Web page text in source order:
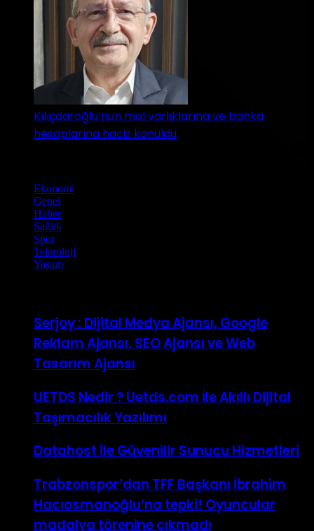
Kılıçdaroğlu’nun mal varlıklarına ve banka
hesaplarına haciz konuldu
Ekonomi
Genel
Haber(146)
Sağlık
Spor(1)
Teknoloji
Yaşam
Serjoy : Dijital Medya Ajansı, Google
Reklam Ajansı, SEO Ajansı ve Web
Tasarım Ajansı
UETDS Nedir ? Uetds.com İle Akıllı Dijital
Taşımacılık Yazılımı
Datahost İle Güvenilir Sunucu Hizmetleri
Trabzonspor’dan TFF Başkanı İbrahim
Hacıosmanoğlu’na tepki! Oyuncular
madalya törenine çıkmadı